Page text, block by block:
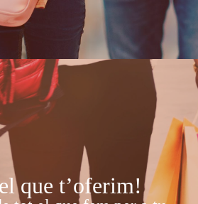
que t’oferim!